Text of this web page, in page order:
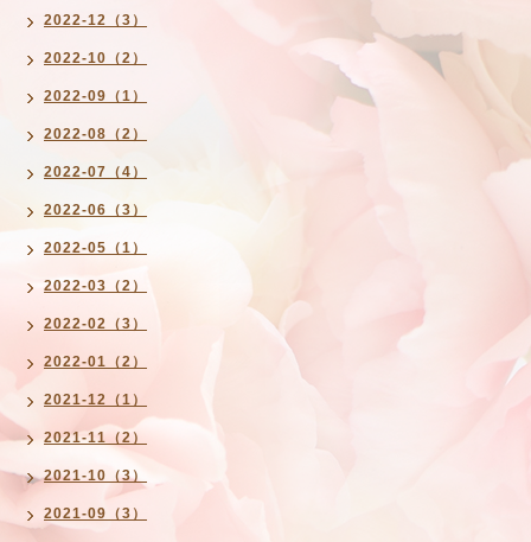
2022-12（3）
2022-10（2）
2022-09（1）
2022-08（2）
2022-07（4）
2022-06（3）
2022-05（1）
2022-03（2）
2022-02（3）
2022-01（2）
2021-12（1）
2021-11（2）
2021-10（3）
2021-09（3）